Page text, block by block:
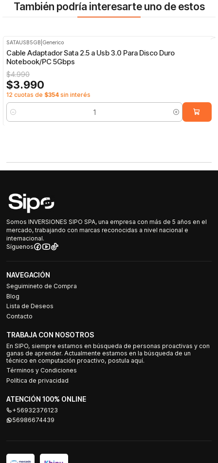
También podría interesarte uno de estos
SATAUSB5GB Generico
Cable Adaptador Sata 2.5 a Usb 3.0 Para Disco Duro
Notebook/PC 5Gbps
$4.990
$3.990
12 cuotas de $354 sin interés
Cantidad
Somos INVERSIONES SIPO SPA, una empresa con más de 5 años en el
mercado, trabajando con marcas reconocidas a nivel nacional e
internacional.
Síguenos
NAVEGACIÓN
Seguimineto de Compra
Blog
Lista de Deseos
Contacto
TRABAJA CON NOSOTROS
En SIPO, siempre estamos en búsqueda de personas proactivas y con
ganas de aprender. Actualmente estamos en la búsqueda de un
técnico en computación proactivo, postula aquí.
Términos y Condiciones
Política de privacidad
ATENCIÓN 100% ONLINE
+56932376123
56986674439